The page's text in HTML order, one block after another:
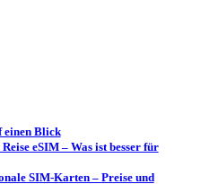
einen Blick
eSIM – Was ist besser für
SIM-Karten – Preise und